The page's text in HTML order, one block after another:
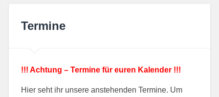
Termine
!!! Achtung – Termine für euren Kalender !!!
Hier seht ihr unsere anstehenden Termine. Um